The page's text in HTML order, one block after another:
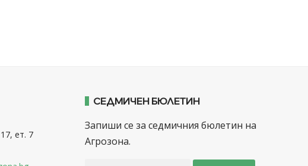
ет. 7
СЕДМИЧЕН БЮЛЕТИН
Запиши се за седмичния бюлетин на
Агрозона.